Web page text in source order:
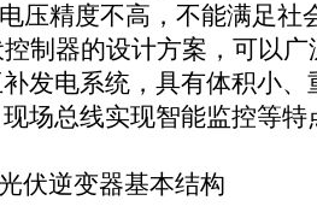
压精度不高，不能满足社
制器的设计方案，可以
发电系统，具有体积小
场总线实现智能监控等特
伏逆变器基本结构